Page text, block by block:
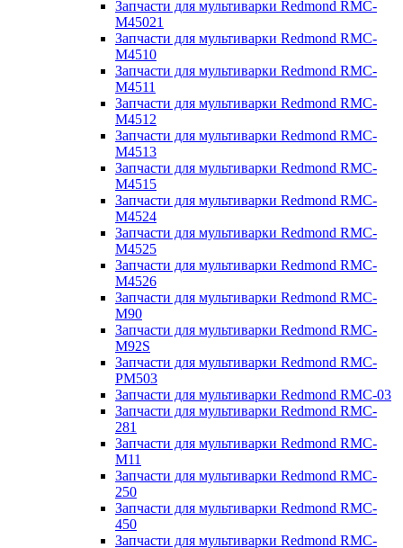
Запчасти для мультиварки Redmond RMC-
M45021
Запчасти для мультиварки Redmond RMC-
M4510
Запчасти для мультиварки Redmond RMC-
M4511
Запчасти для мультиварки Redmond RMC-
M4512
Запчасти для мультиварки Redmond RMC-
M4513
Запчасти для мультиварки Redmond RMC-
M4515
Запчасти для мультиварки Redmond RMC-
M4524
Запчасти для мультиварки Redmond RMC-
M4525
Запчасти для мультиварки Redmond RMC-
M4526
Запчасти для мультиварки Redmond RMC-
M90
Запчасти для мультиварки Redmond RMC-
M92S
Запчасти для мультиварки Redmond RMC-
PM503
Запчасти для мультиварки Redmond RMC-03
Запчасти для мультиварки Redmond RMC-
281
Запчасти для мультиварки Redmond RMC-
M11
Запчасти для мультиварки Redmond RMC-
250
Запчасти для мультиварки Redmond RMC-
450
Запчасти для мультиварки Redmond RMC-